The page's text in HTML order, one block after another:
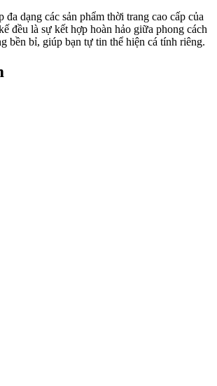
đa dạng các sản phẩm thời trang cao cấp của
đều là sự kết hợp hoàn hảo giữa phong cách
bền bỉ, giúp bạn tự tin thể hiện cá tính riêng.